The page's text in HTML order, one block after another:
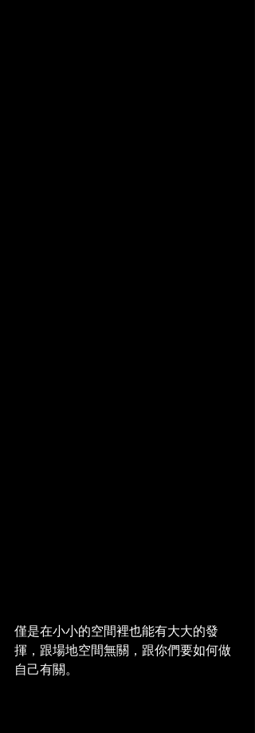
僅是在小小的空間裡也能有大大的發
揮，跟場地空間無關，跟你們要如何做
自己有關。